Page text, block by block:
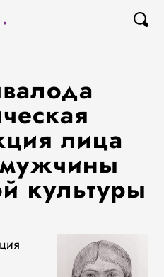
лица
культуры